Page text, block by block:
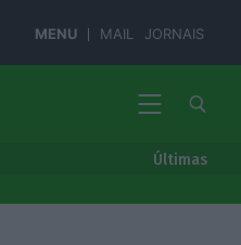
MENU MAIL JORNAIS
Últimas